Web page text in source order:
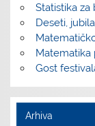
Statistika
Deseti,
Matematika
Gost
Arhiva